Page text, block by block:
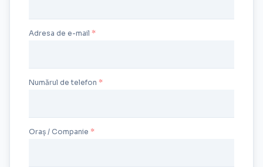
Adresa de e-mail
Numărul de telefon
Oraș / Companie